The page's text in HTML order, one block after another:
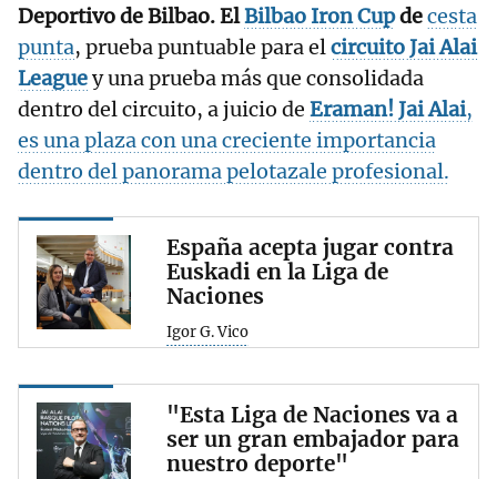
Deportivo de Bilbao. ElBilbao Iron Cupdecesta
punta, prueba puntuable para elcircuitoJai Alai
Leaguey una prueba más que consolidada
dentro del circuito, a juicio de Eraman! Jai Alai,
es una plaza con una creciente importancia
dentro del panorama pelotazale profesional.
España acepta jugar contra
Euskadi en la Liga de
Naciones
Igor G. Vico
"Esta Liga de Naciones va a
ser un gran embajador para
nuestro deporte"